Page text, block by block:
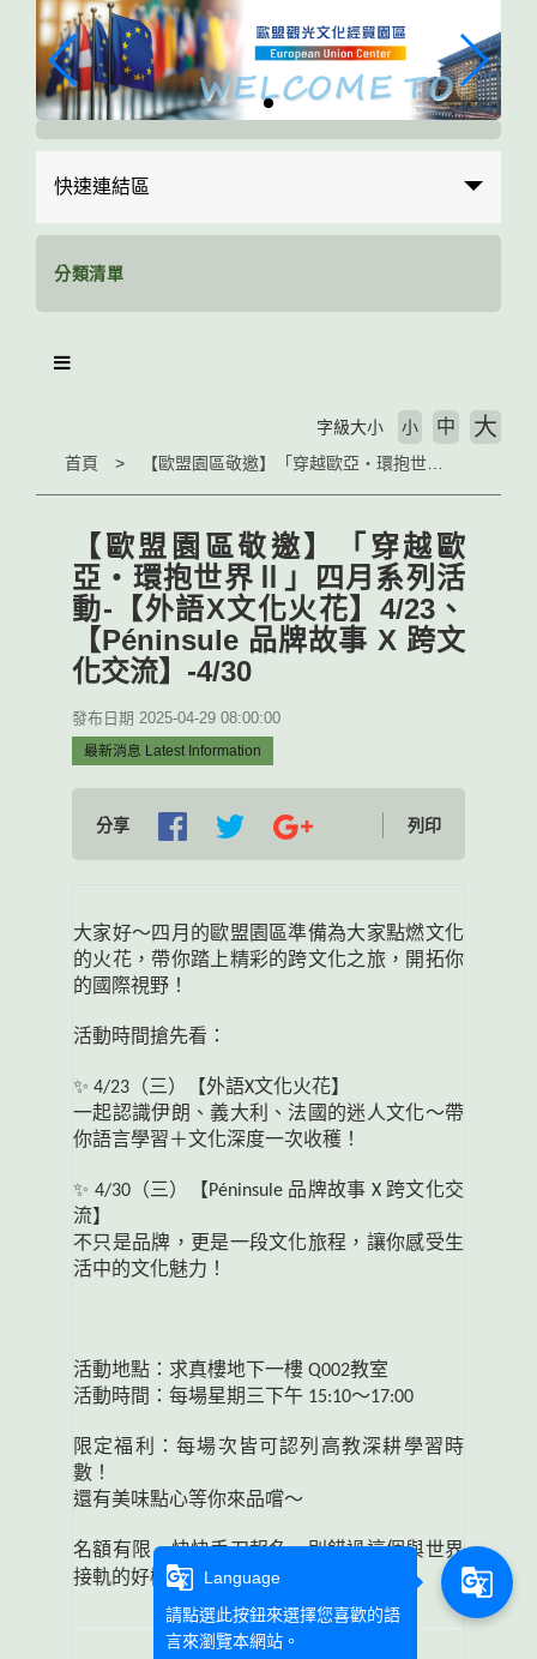
快速連結區
分類清單
首頁
字級大小 小 中 大
【歐盟園區敬邀】「穿越歐
亞‧環抱世界Ⅱ」四月系列活
動-【外語X文化火花】4/23、
【Péninsule 品牌故事 X 跨文
化交流】-4/30
發布日期 2025-04-29 08:00:00
最新消息 Latest Information
分享 列印
大家好～四月的歐盟園區準備為大家點燃文化
的火花，帶你踏上精彩的跨文化之旅，開拓你
的國際視野 ！
活動時間搶先看：
✨ 4/23 （三）【外語X文化火花】
一起認識伊朗、義大利、法國的迷人文化～帶
你語言學習＋文化深度一次收穫！
✨ 4/30（三）【Péninsule 品牌故事 X 跨文化交
流】
不只是品牌，更是一段文化旅程，讓你感受生
活中的文化魅力！
活動地點：求真樓地下一樓 Q002教室
活動時間：每場星期三下午 15:10～17:00
限定福利：每場次皆可認列高教深耕學習時
數！
還有美味點心等你來品嚐～
名額有限，快快手刀報名，別錯過這個與世界
接軌的好機會！ 【報名連結】
g_translate
Language
請點選此按鈕來選擇您喜歡的語
言來瀏覽本網站。
g_translate